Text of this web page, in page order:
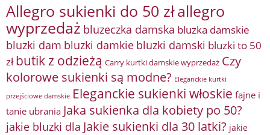
Allegro sukienki do 50 złallegro
wyprzedaż bluzeczka damska bluzka damskie
bluzki dam bluzki damkie bluzki damski bluzki to 50
zł butik z odzieżą Carry kurtki damskie wyprzedaż Czy
kolorowe sukienki są modne? Eleganckie kurtki
przejściowe damskie Eleganckie sukienki włoskie fajne i
tanie ubrania Jaka sukienka dla kobiety po 50?
jakie bluzki dla Jakie sukienki dla 30 latki? jakie